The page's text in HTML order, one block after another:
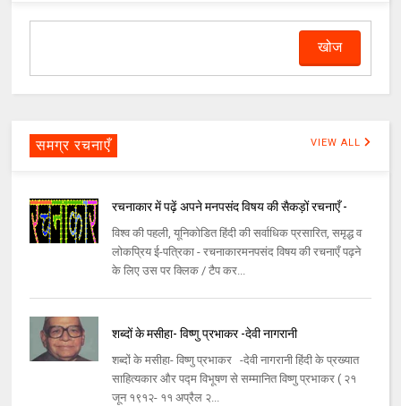
समग्र रचनाएँ VIEW ALL
रचनाकार में पढ़ें अपने मनपसंद विषय की सैकड़ों रचनाएँ -
विश्व की पहली, यूनिकोडित हिंदी की सर्वाधिक प्रसारित, समृद्ध व
लोकप्रिय ई-पत्रिका - रचनाकारमनपसंद विषय की रचनाएँ पढ़ने
के लिए उस पर क्लिक / टैप कर...
शब्दों के मसीहा- विष्णु प्रभाकर -देवी नागरानी
शब्दों के मसीहा- विष्णु प्रभाकर -देवी नागरानी हिंदी के प्रख्यात
साहित्यकार और पद्म विभूषण से सम्मानित विष्णु प्रभाकर ( २१
जून १९१२- ११ अप्रैल २...